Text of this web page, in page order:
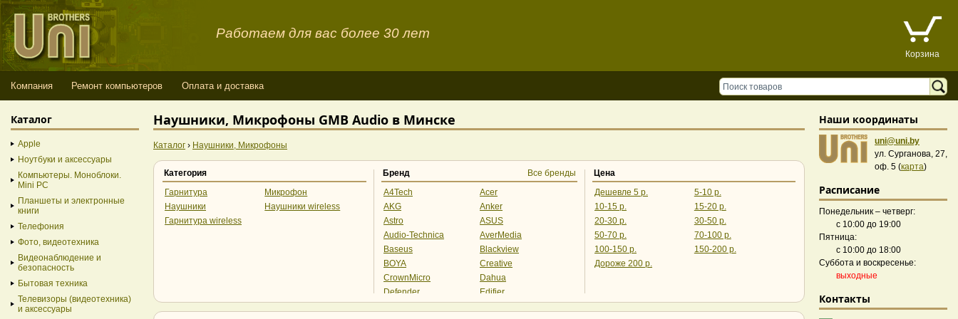
Работаем для вас более 30 лет
Корзина
Компания Ремонт компьютеров Оплата и доставка
Наушники, Микрофоны GMB Audio в Минске
Каталог › Наушники, Микрофоны
Категория
Гарнитура
Микрофон
Наушники
Наушники wireless
Гарнитура wireless
Бренд
Все бренды
A4Tech
Acer
AKG
Anker
Astro
ASUS
Audio-Technica
AverMedia
Baseus
Blackview
BOYA
Creative
CrownMicro
Dahua
Defender
Edifier
Цена
Дешевле 5 р.
5-10 р.
10-15 р.
15-20 р.
20-30 р.
30-50 р.
50-70 р.
70-100 р.
100-150 р.
150-200 р.
Дороже 200 р.
Каталог
Apple
Ноутбуки и аксессуары
Компьютеры. Моноблоки.
Mini PC
Планшеты и электронные
книги
Телефония
Фото, видеотехника
Видеонаблюдение и
безопасность
Бытовая техника
Телевизоры (видеотехника)
и аксессуары
Наши координаты
uni@uni.by
ул. Сурганова, 27,
оф. 5 (карта)
Расписание
Понедельник – четверг:
с 10:00 до 19:00
Пятница:
с 10:00 до 18:00
Суббота и воскресенье:
выходные
Контакты